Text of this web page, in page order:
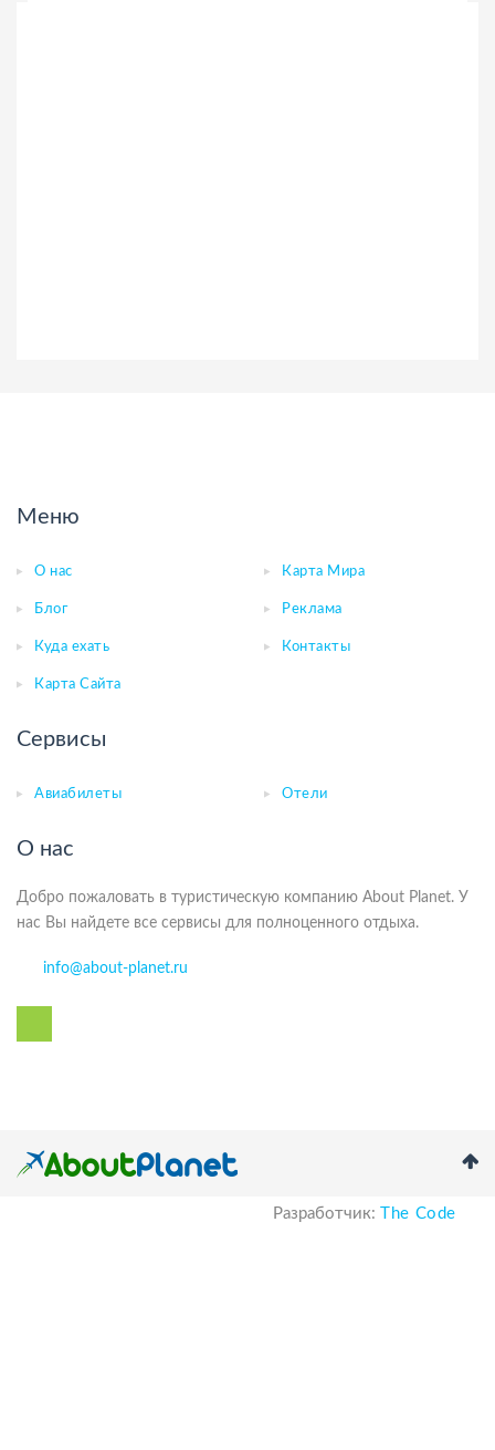
Меню
О нас Карта Мира
Блог Реклама
Куда ехать Контакты
Карта Сайта
Сервисы
Авиабилеты Отели
О нас
Добро пожаловать в туристическую компанию About Planet. У
нас Вы найдете все сервисы для полноценного отдыха.
info@about-planet.ru
Разработчик: The Code